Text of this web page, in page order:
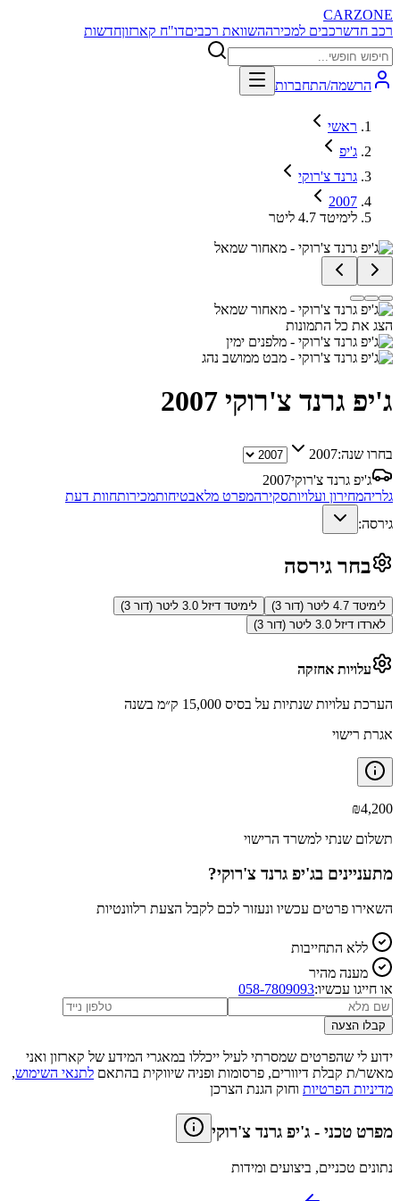
CARZONE
רכב חדשרכבים למכירההשוואת רכביםדו"ח קארזוןחדשות
הרשמה/התחברות
ראשי
ג'יפ
גרנד צ'רוקי
2007
לימיטד 4.7 ליטר
הצג את כל התמונות
ג'יפ גרנד צ'רוקי 2007
בחרו שנה:2007
ג'יפ גרנד צ'רוקי2007
גלריהמחירון ועלויותסקירהמפרט מלאבטיחותמכירותחוות דעת
גירסה:
בחר גירסה
לימיטד 4.7 ליטר (דור 3)
לימיטד דיזל 3.0 ליטר (דור 3)
לארדו דיזל 3.0 ליטר (דור 3)
עלויות אחזקה
הערכת עלויות שנתיות על בסיס 15,000 ק״מ בשנה
אגרת רישוי
₪4,200
תשלום שנתי למשרד הרישוי
מתעניינים בג'יפ גרנד צ'רוקי?
השאירו פרטים עכשיו ונעזור לכם לקבל הצעת רלוונטיות
ללא התחייבות
מענה מהיר
או חייגו עכשיו:058-7809093
קבלו הצעה
ידוע לי שהפרטים שמסרתי לעיל ייכללו במאגרי המידע של קארזון ואני
מאשר/ת קבלת דיוורים, פרסומות ופניה שיווקית בהתאם לתנאי השימוש,
מדיניות הפרטיות וחוק הגנת הצרכן
מפרט טכני - ג'יפ גרנד צ'רוקי
נתונים טכניים, ביצועים ומידות